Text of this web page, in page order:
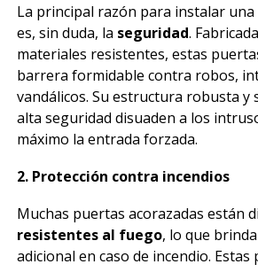
La principal razón para instalar
es, sin duda, la seguridad.
materiales resistentes, estas
barrera formidable contra robos,
vandálicos. Su estructura robusta y
alta seguridad disuaden a los
máximo la entrada forzada.
2. Protección contra incendios
Muchas puertas acorazadas están
resistentes al fuego, lo que
adicional en caso de incendio.